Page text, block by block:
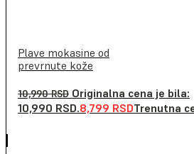
Plave mokasine od
prevrnute kože
10,990RSD Originalna cena je bila:
10,990 RSD.8,799 RSDTrenutna